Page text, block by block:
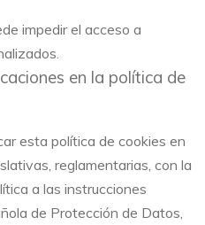
impedir el acceso a
en la política de
esta política de cookies en
reglamentarias, con la
a las instrucciones
de Protección de Datos,